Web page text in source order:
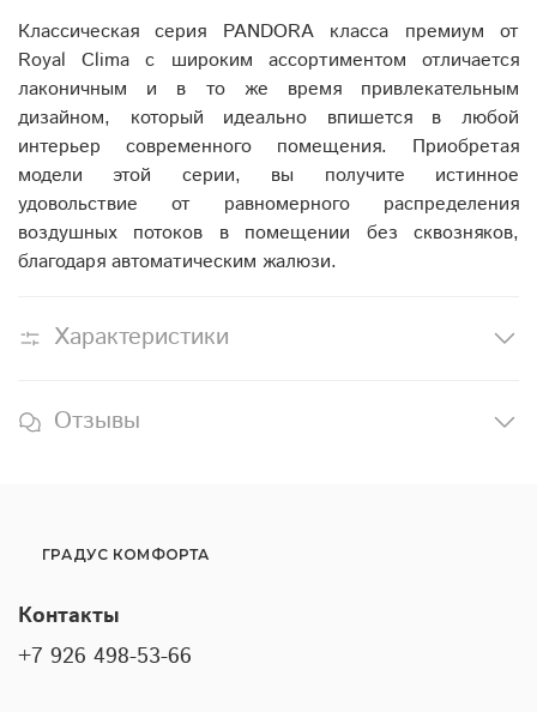
Классическая серия PANDORA класса премиум от
Royal Clima с широким ассортиментом отличается
лаконичным и в то же время привлекательным
дизайном, который идеально впишется в любой
интерьер современного помещения. Приобретая
модели этой серии, вы получите истинное
удовольствие от равномерного распределения
воздушных потоков в помещении без сквозняков,
благодаря автоматическим жалюзи.
Характеристики
Отзывы
ГРАДУС КОМФОРТА
Контакты
+7 926 498-53-66